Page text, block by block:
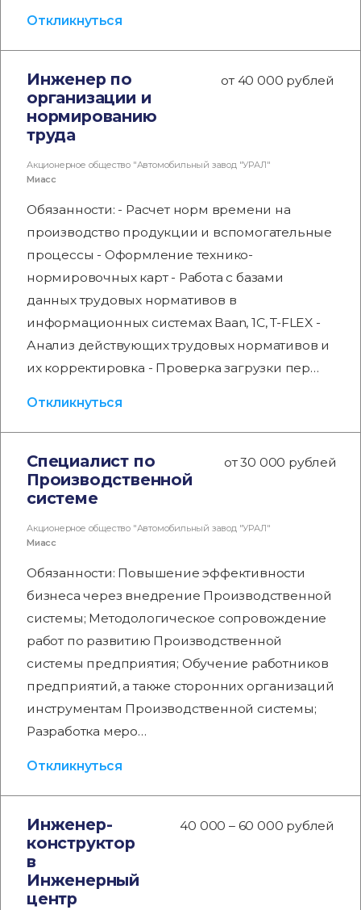
Откликнуться
Инженер по
организации и
нормированию
труда
от 40 000 рублей
Акционерное общество "Автомобильный завод "УРАЛ"
Миасс
Обязанности: - Расчет норм времени на
производство продукции и вспомогательные
процессы - Оформление технико-
нормировочных карт - Работа с базами
данных трудовых нормативов в
информационных системах Baan, 1С, T-FLEX -
Анализ действующих трудовых нормативов и
их корректировка - Проверка загрузки пер…
Откликнуться
Cпециалист по
Производственной
системе
от 30 000 рублей
Акционерное общество "Автомобильный завод "УРАЛ"
Миасс
Обязанности: Повышение эффективности
бизнеса через внедрение Производственной
системы; Методологическое сопровождение
работ по развитию Производственной
системы предприятия; Обучение работников
предприятий, а также сторонних организаций
инструментам Производственной системы;
Разработка меро…
Откликнуться
Инженер-
конструктор
в
Инженерный
центр
40 000 – 60 000 рублей